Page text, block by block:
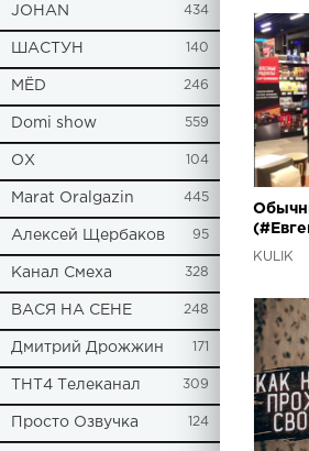
JOHAN 434
ШАСТУН 140
МЁD 246
Domi show 559
ОХ 104
Marat Oralgazin 445
Алексей Щербаков 95
Канал Смеха 328
ВАСЯ НА СЕНЕ 248
Дмитрий Дрожжин 171
ТНТ4 Телеканал 309
Просто Озвучка 124
KULIK